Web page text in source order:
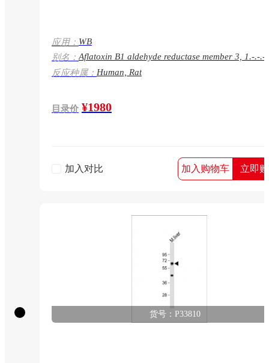
应用： WB
别名： Aflatoxin B1 aldehyde reductase member 3, 1.-.-.-,
AFB1 aldehyde reductase 2, AFB1-AR 2, AKR7A3,
AFAR2
反应种属： Human, Rat
目录价 ¥1980
加入对比 加入购物车 立即
货号：P33810